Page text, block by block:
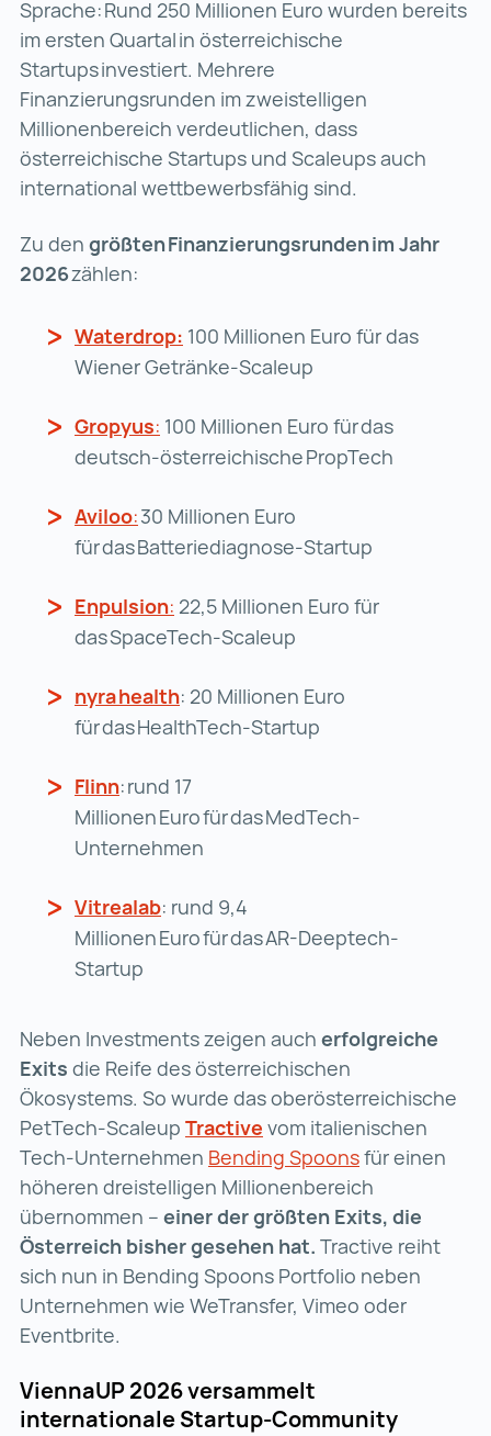
Sprache: Rund 250 Millionen Euro wurden bereits
im ersten Quartal in österreichische
Startups investiert. Mehrere
Finanzierungsrunden im zweistelligen
Millionenbereich verdeutlichen, dass
österreichische Startups und Scaleups auch
international wettbewerbsfähig sind.
Zu den größten Finanzierungsrunden im Jahr
2026zählen:
Waterdrop: Waterdrop: (wird in einer neuen
100 Millionen Euro für das
Wiener Getränke-Scaleup
Gropyus: Gropyus: (wird in einer neuen
100 Millionen Euro für das
deutsch-österreichische PropTech
Aviloo:Aviloo: (wird in einer neuen
30 Millionen Euro
für das Batteriediagnose-Startup
Enpulsion: Enpulsion: (wird in einer neuen
22,5 Millionen Euro für
das SpaceTech-Scaleup
nyra healthnyra health (wird in einer neuen
: 20 Millionen Euro
für das HealthTech-Startup
FlinnFlinn (wird in einer neuen
: rund 17
Millionen Euro für das MedTech-
Unternehmen
VitrealabVitrealab (wird in einer neuen
: rund 9,4
Millionen Euro für das AR-Deeptech-
Startup
Neben Investments zeigen auch erfolgreiche
Exits die Reife des österreichischen
Ökosystems. So wurde das oberösterreichische
PetTech-Scaleup Tractive Tractive (wird in einer
vom italienischen
Tech-Unternehmen Bending SpoonsBending
für einen
höheren dreistelligen Millionenbereich
übernommen – einer der größten Exits, die
Österreich bisher gesehen hat. Tractive reiht
sich nun in Bending Spoons Portfolio neben
Unternehmen wie WeTransfer, Vimeo oder
Eventbrite.
ViennaUP 2026 versammelt
internationale Startup-Community